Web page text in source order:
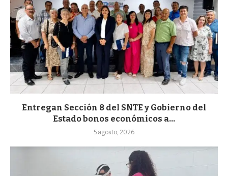
Entregan Sección 8 del SNTE y Gobierno del
Estado bonos económicos a...
5 agosto, 2026